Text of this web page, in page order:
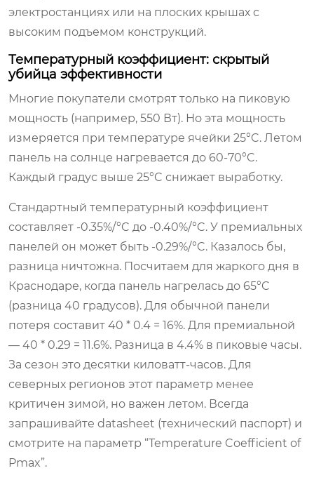
электростанциях или на плоских крышах с
высоким подъемом конструкций.
Температурный коэффициент: скрытый
убийца эффективности
Многие покупатели смотрят только на пиковую
мощность (например, 550 Вт). Но эта мощность
измеряется при температуре ячейки 25°C. Летом
панель на солнце нагревается до 60-70°C.
Каждый градус выше 25°C снижает выработку.
Стандартный температурный коэффициент
составляет -0.35%/°C до -0.40%/°C. У премиальных
панелей он может быть -0.29%/°C. Казалось бы,
разница ничтожна. Посчитаем для жаркого дня в
Краснодаре, когда панель нагрелась до 65°C
(разница 40 градусов). Для обычной панели
потеря составит 40 * 0.4 = 16%. Для премиальной
— 40 * 0.29 = 11.6%. Разница в 4.4% в пиковые часы.
За сезон это десятки киловатт-часов. Для
северных регионов этот параметр менее
критичен зимой, но важен летом. Всегда
запрашивайте datasheet (технический паспорт) и
смотрите на параметр “Temperature Coefficient of
Pmax”.